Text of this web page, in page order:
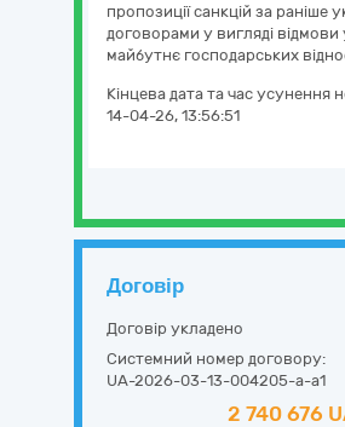
пропозиції санкцій за раніше
договорами у вигляді відмови
майбутнє господарських
Кінцева дата та час усунення
14-04-26, 13:56:51
Договір
Договір укладено
Системний номер договору:
UA-2026-03-13-004205-a-a1
2 740 676